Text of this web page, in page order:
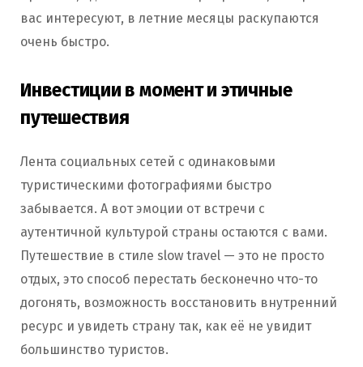
вас интересуют, в летние месяцы раскупаются
очень быстро.
Инвестиции в момент и этичные
путешествия
Лента социальных сетей с одинаковыми
туристическими фотографиями быстро
забывается. А вот эмоции от встречи с
аутентичной культурой страны остаются с вами.
Путешествие в стиле slow travel — это не просто
отдых, это способ перестать бесконечно что-то
догонять, возможность восстановить внутренний
ресурс и увидеть страну так, как её не увидит
большинство туристов.